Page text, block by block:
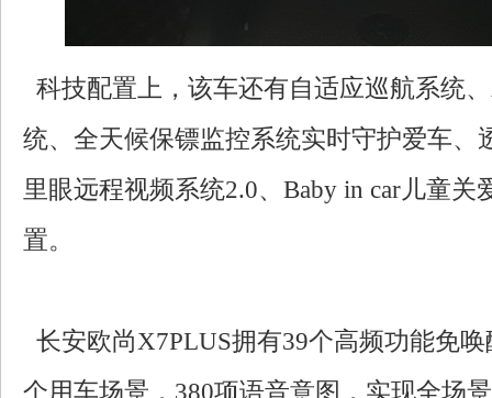
科技配置上，该车还有自适应巡航系统
统、全天候保镖监控系统实时守护爱车、
里眼远程视频系统2.0、Baby in car儿童关
置。
长安欧尚X7PLUS拥有39个高频功能免
个用车场景，380项语音意图，实现全场